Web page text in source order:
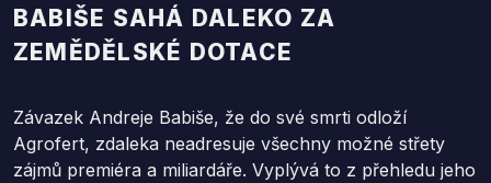
BABIŠE SAHÁ DALEKO ZA
ZEMĚDĚLSKÉ DOTACE
Závazek Andreje Babiše, že do své smrti odloží
Agrofert, zdaleka neadresuje všechny možné střety
zájmů premiéra a miliardáře. Vyplývá to z přehledu jeho